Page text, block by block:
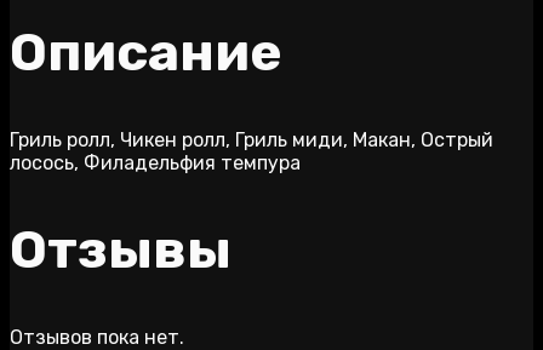
Описание
Гриль ролл, Чикен ролл, Гриль миди, Макан, Острый
лосось, Филадельфия темпура
Отзывы
Отзывов пока нет.